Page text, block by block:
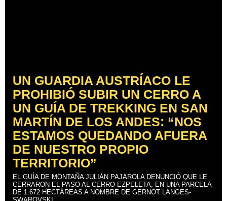
UN GUARDIA AUSTRÍACO LE
PROHIBIÓ SUBIR UN CERRO A
UN GUÍA DE TREKKING EN SAN
MARTÍN DE LOS ANDES: “NOS
ESTAMOS QUEDANDO AFUERA
DE NUESTRO PROPIO
TERRITORIO”
EL GUÍA DE MONTAÑA JULIÁN PAJAROLA DENUNCIÓ QUE LE
CERRARON EL PASO AL CERRO EZPELETA, EN UNA PARCELA
DE 1.672 HECTÁREAS A NOMBRE DE GERNOT LANGES-